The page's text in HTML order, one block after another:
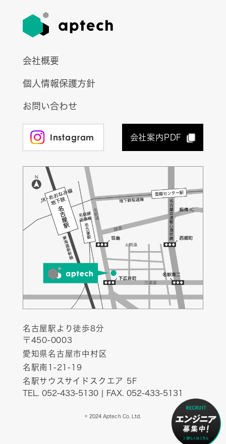
会社概要
個人情報保護方針
お問い合わせ
Instagram 会社案内PDF
名古屋駅より徒歩8分
〒450-0003
愛知県名古屋市中村区
名駅南1-21-19
名駅サウスサイドスクエア 5F
TEL. 052-433-5130 | FAX. 052-433-5131
© 2024 Aptech Co. Ltd.